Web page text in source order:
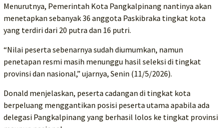
Menurutnya, Pemerintah Kota Pangkalpinang nantinya akan
menetapkan sebanyak 36 anggota Paskibraka tingkat kota
yang terdiri dari 20 putra dan 16 putri.
“Nilai peserta sebenarnya sudah diumumkan, namun
penetapan resmi masih menunggu hasil seleksi di tingkat
provinsi dan nasional,” ujarnya, Senin (11/5/2026).
Donald menjelaskan, peserta cadangan di tingkat kota
berpeluang menggantikan posisi peserta utama apabila ada
delegasi Pangkalpinang yang berhasil lolos ke tingkat provinsi